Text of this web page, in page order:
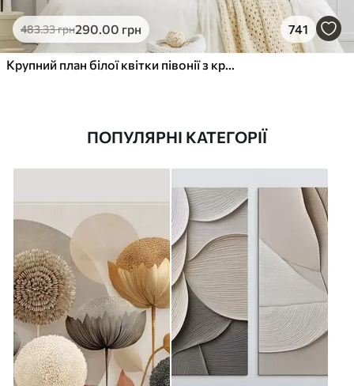
483.33грн290.00 грн 741
Крупний план білої квітки півонії з крапельками води на пелюстках на розмитому фоні
ПОПУЛЯРНІ КАТЕГОРІЇ